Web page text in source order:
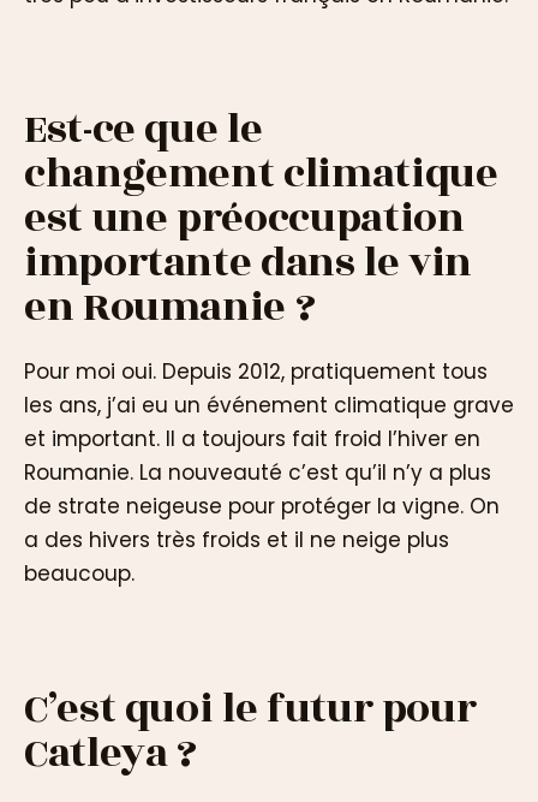
Est-ce que le
changement climatique
est une préoccupation
importante dans le vin
en Roumanie ?
Pour moi oui. Depuis 2012, pratiquement tous
les ans, j’ai eu un événement climatique grave
et important. Il a toujours fait froid l’hiver en
Roumanie. La nouveauté c’est qu’il n’y a plus
de strate neigeuse pour protéger la vigne. On
a des hivers très froids et il ne neige plus
beaucoup.
C’est quoi le futur pour
Catleya ?